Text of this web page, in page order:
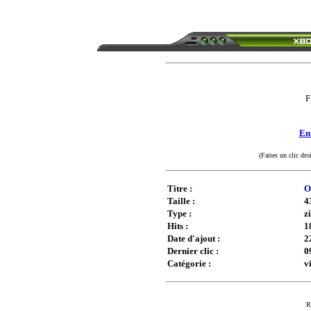
(Faites un clic
Titre :
Taille :
Type :
Hits :
Date d'ajout :
Dernier clic :
Catégorie :